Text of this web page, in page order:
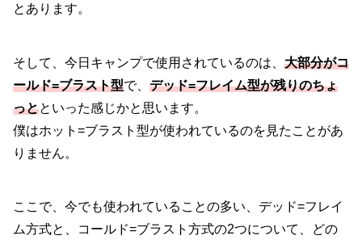
とあります。
そして、今日キャンプで使用されているのは、 大部分がコ
ールド=ブラスト型で、 デッド=フレイム型が残りのちょ
っとといった感じかと思います。
僕はホット=ブラスト型が使われているのを見たことがあ
りません。
ここで、今でも使われていることの多い、デッド=フレイ
ム方式と、コールド=ブラスト方式の2つについて、どの